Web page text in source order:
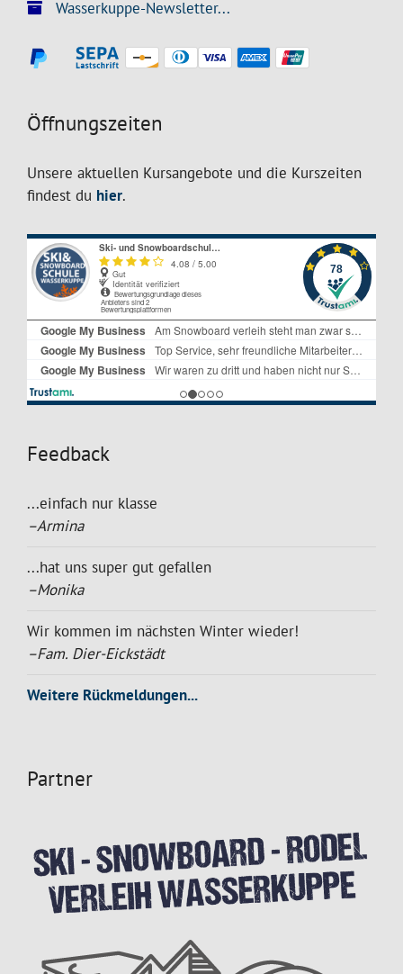
Wasserkuppe-Newsletter...
Öffnungszeiten
Unsere aktuellen Kursangebote und die Kurszeiten
findest du hier.
Feedback
...einfach nur klasse
–Armina
...hat uns super gut gefallen
–Monika
Wir kommen im nächsten Winter wieder!
–Fam. Dier-Eickstädt
Weitere Rückmeldungen...
Partner